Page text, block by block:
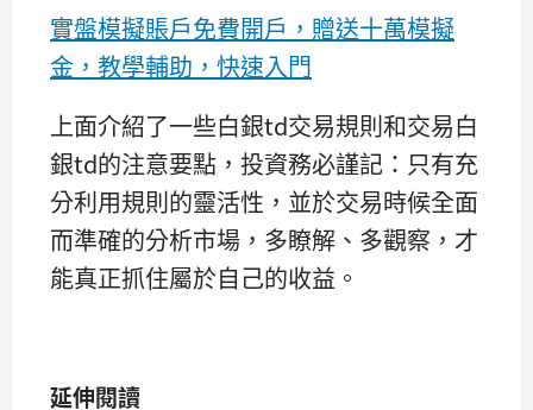
實盤模擬賬戶免費開戶，贈送十萬模擬
金，教學輔助，快速入門
上面介紹了一些白銀td交易規則和交易白
銀td的注意要點，投資務必謹記：只有充
分利用規則的靈活性，並於交易時候全面
而準確的分析市場，多瞭解、多觀察，才
能真正抓住屬於自己的收益。
延伸閱讀